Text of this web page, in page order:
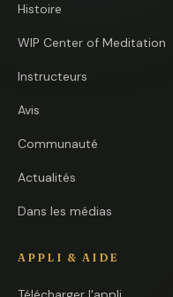
Histoire
WIP Center of Meditation
Instructeurs
Avis
Communauté
Actualités
Dans les médias
APPLI & AIDE